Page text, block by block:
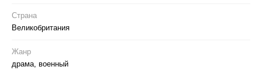
Страна
Великобритания
Жанр
драма, военный